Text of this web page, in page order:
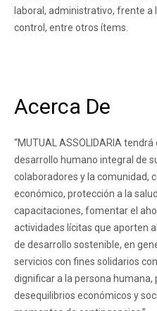
laboral, administrativo, frente a
control, entre otros ítems.
Acerca De
“MUTUAL ASSOLIDARIA
desarrollo humano integral de
colaboradores y la comunidad,
económico, protección a la
capacitaciones, fomentar el
actividades lícitas que aporten
de desarrollo sostenible, en
servicios con fines solidarios
dignificar a la persona
desequilibrios económicos y